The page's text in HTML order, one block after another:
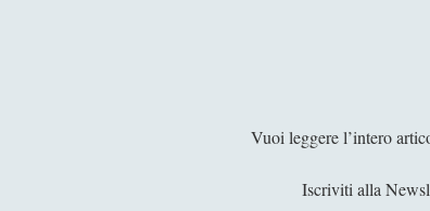
Vuoi leggere l’intero
Iscriviti alla